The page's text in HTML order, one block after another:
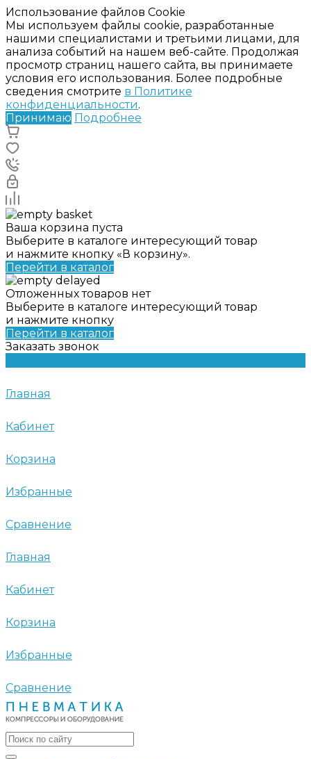
Использование файлов Cookie
Мы используем файлы cookie, разработанные
нашими специалистами и третьими лицами, для
анализа событий на нашем веб-сайте. Продолжая
просмотр страниц нашего сайта, вы принимаете
условия его использования. Более подробные
сведения смотрите в Политике
конфиденциальности.
Принимаю Подробнее
Ваша корзина пуста
Выберите в каталоге интересующий товар
и нажмите кнопку «В корзину».
Перейти в каталог
Отложенных товаров нет
Выберите в каталоге интересующий товар
и нажмите кнопку
Перейти в каталог
Заказать звонок
Главная
Кабинет
Корзина
Избранные
Сравнение
Главная
Кабинет
Корзина
Избранные
Сравнение